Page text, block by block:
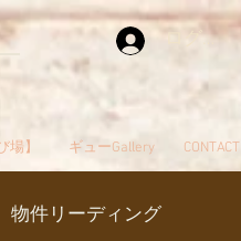
ログイン
】 ギューGallery CONTACT
物件リーディング